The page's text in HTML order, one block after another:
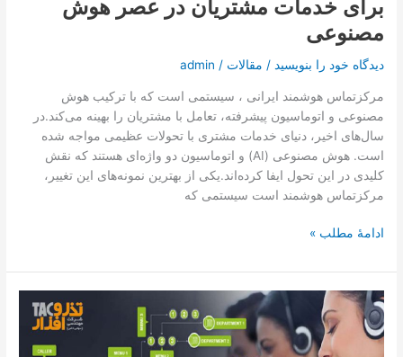
برای خدمات مشتریان در عصر هوش
مصنوعی
دیدگاه‌ خود را بنویسید / مقالات /
admin
مرکزتماس هوشمند ایرانی ، سیستمی است که با ترکیب هوش
مصنوعی و اتوماسیون پیشرفته، تعامل با مشتریان را بهینه می‌کند.در
سال‌های اخیر، دنیای خدمات مشتری با تحولات عظیمی مواجه شده
است. هوش مصنوعی (AI) و اتوماسیون دو واژه‌ای هستند که نقش
کلیدی در این تحول ایفا کرده‌اند.یکی از بهترین نمونه‌های این تغییر،
مرکزتماس هوشمند است سیستمی که
هوش
مصنوعی
ادامۀ مطلب »
مهمترین
نکات
در